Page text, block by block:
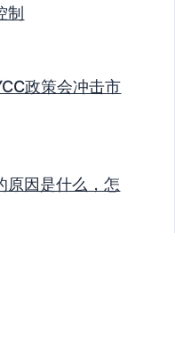
制
政策会冲击市
原因是什么，怎